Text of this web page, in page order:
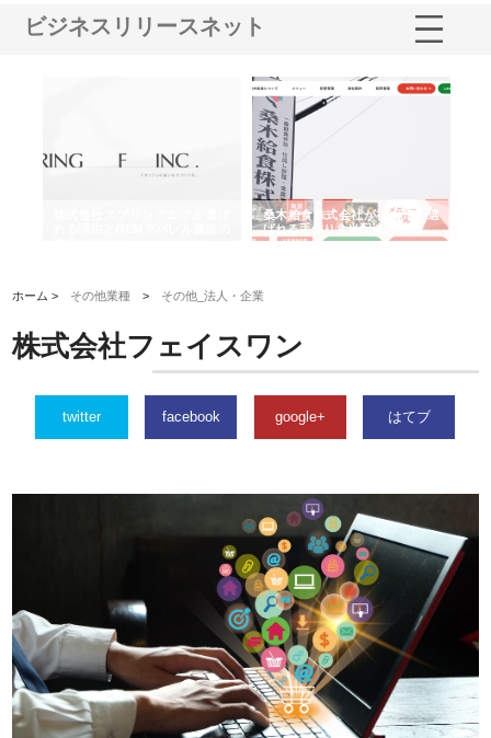
ビジネスリリースネット
桑木給食株式会社が福山市で選
ばれる手作り弁当配達の理由
ホーム > その他業種 > その他_法人・企業
株式会社フェイスワン
twitter facebook google+ はてブ